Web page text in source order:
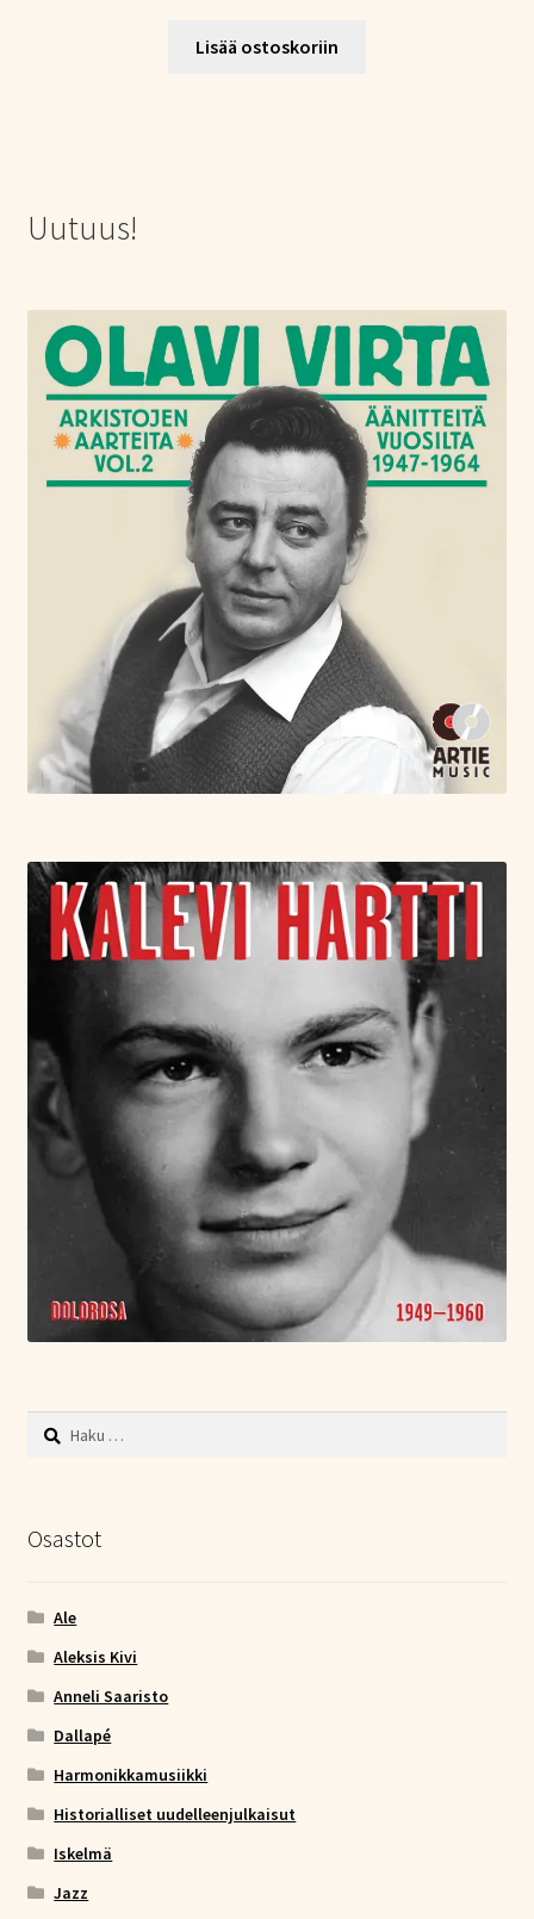
Lisää ostoskoriin
Uutuus!
Haku:
Osastot
Ale
Aleksis Kivi
Anneli Saaristo
Dallapé
Harmonikkamusiikki
Historialliset uudelleenjulkaisut
Iskelmä
Jazz